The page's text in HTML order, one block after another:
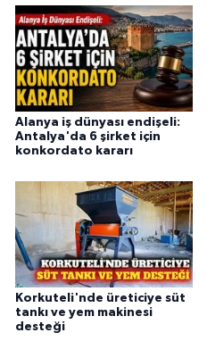
Alanya iş dünyası endişeli:
Antalya'da 6 şirket için
konkordato kararı
Korkuteli'nde üreticiye süt
tankı ve yem makinesi
desteği